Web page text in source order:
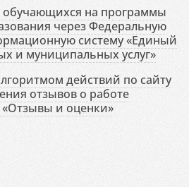
обучающихся на программы
через Федеральную
систему «Единый
и муниципальных услуг»
действий по сайту
отзывов о работе
«Отзывы и оценки»